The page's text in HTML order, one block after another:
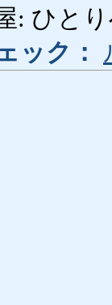
: ひと
ック：